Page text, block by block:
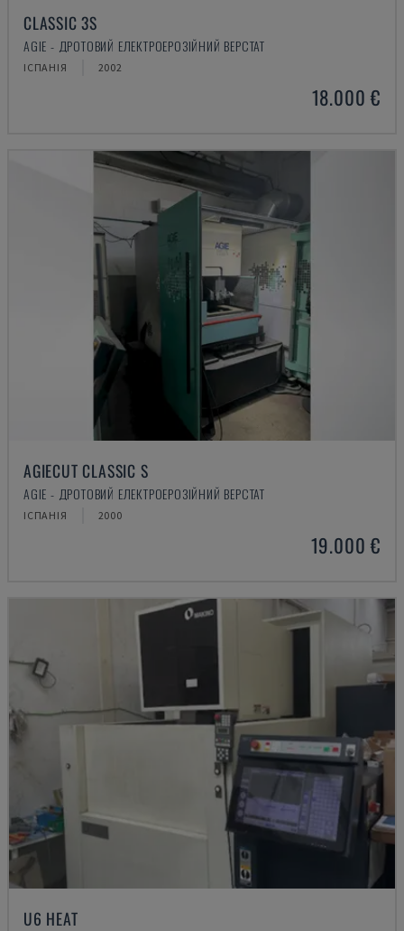
CLASSIC 3S
AGIE - ДРОТОВИЙ ЕЛЕКТРОЕРОЗІЙНИЙ ВЕРСТАТ
ІСПАНІЯ 2002
18.000 €
AGIECUT CLASSIC S
AGIE - ДРОТОВИЙ ЕЛЕКТРОЕРОЗІЙНИЙ ВЕРСТАТ
ІСПАНІЯ 2000
19.000 €
U6 HEAT